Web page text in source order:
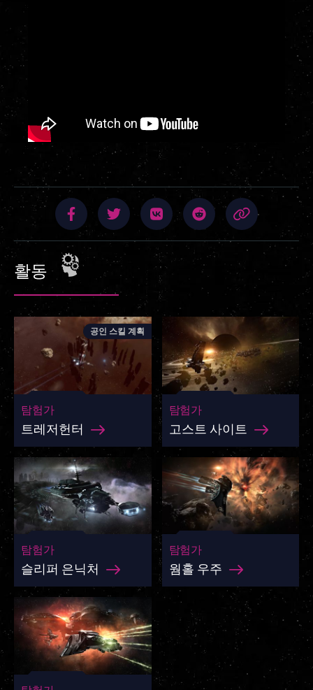
활동
공인 스킬 계획
탐험가
트레저헌터
탐험가
고스트 사이트
탐험가
슬리퍼 은닉처
탐험가
웜홀 우주